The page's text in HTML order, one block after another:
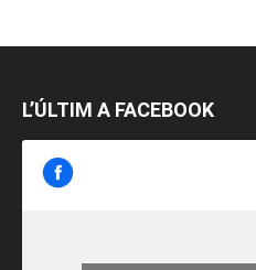
L’ÚLTIM A FACEBOOK